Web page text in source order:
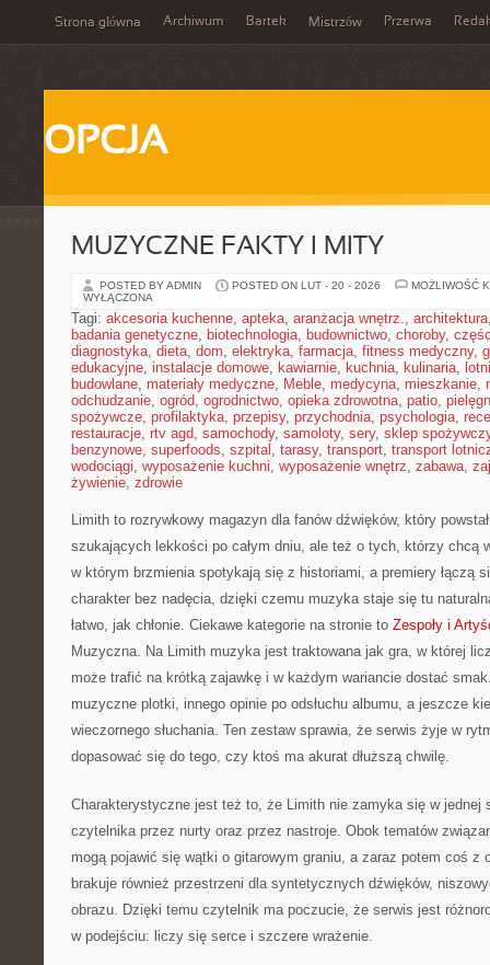
Strona główna Archiwum Bartek Mistrzów Przerwa
OPCJA
MUZYCZNE FAKTY I MITY
POSTED BY ADMIN POSTED ON LUT - 20 - 2026
MOŻLIWOŚĆ
WYŁĄCZONA
Tagi: akcesoria kuchenne, apteka, aranżacja wnętrz., architektura
badania genetyczne, biotechnologia, budownictwo, choroby,
diagnostyka, dieta, dom, elektryka, farmacja, fitness medyczny,
edukacyjne, instalacje domowe, kawiarnie, kuchnia, kulinaria,
budowlane, materiały medyczne, Meble, medycyna, mieszkanie,
odchudzanie, ogród, ogrodnictwo, opieka zdrowotna, patio,
spożywcze, profilaktyka, przepisy, przychodnia, psychologia,
restauracje, rtv agd, samochody, samoloty, sery, sklep
benzynowe, superfoods, szpital , tarasy, transport, transport
wodociągi, wyposażenie kuchni, wyposażenie wnętrz, zabawa,
żywienie, zdrowie
Limith to rozrywkowy magazyn dla fanów dźwięków, który
szukających lekkości po całym dniu, ale też o tych, którzy chcą
w którym brzmienia spotykają się z historiami, a premiery łączą
charakter bez nadęcia, dzięki czemu muzyka staje się tu
łatwo, jak chłonie. Ciekawe kategorie na stronie to Zespoły i
Muzyczna. Na Limith muzyka jest traktowana jak gra, w której
może trafić na krótką zajawkę i w każdym wariancie dostać
muzyczne plotki, innego opinie po odsłuchu albumu, a jeszcze
wieczornego słuchania. Ten zestaw sprawia, że serwis żyje w
dopasować się do tego, czy ktoś ma akurat dłuższą chwilę.
Charakterystyczne jest też to, że Limith nie zamyka się w jednej
czytelnika przez nurty oraz przez nastroje. Obok tematów
mogą pojawić się wątki o gitarowym graniu, a zaraz potem coś z
brakuje również przestrzeni dla syntetycznych dźwięków,
obrazu. Dzięki temu czytelnik ma poczucie, że serwis jest
w podejściu: liczy się serce i szczere wrażenie.